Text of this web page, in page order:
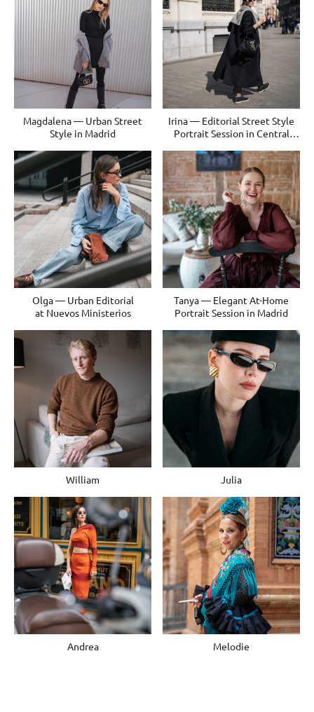
Magdalena — Urban Street
Style in Madrid
Irina — Editorial Street Style
Portrait Session in Central
Olga — Urban Editorial
at Nuevos Ministerios
Tanya — Elegant At-Home
Portrait Session in Madrid
William Julia
Andrea Melodie